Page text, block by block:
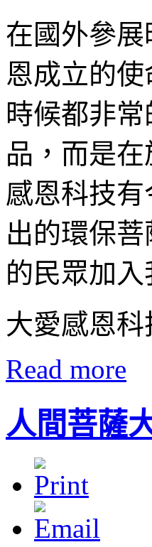
在國外參
恩成立的
時候都非
品，而是
感恩科技
出的環保
的民眾加入
大愛感恩
Read more
人間菩薩